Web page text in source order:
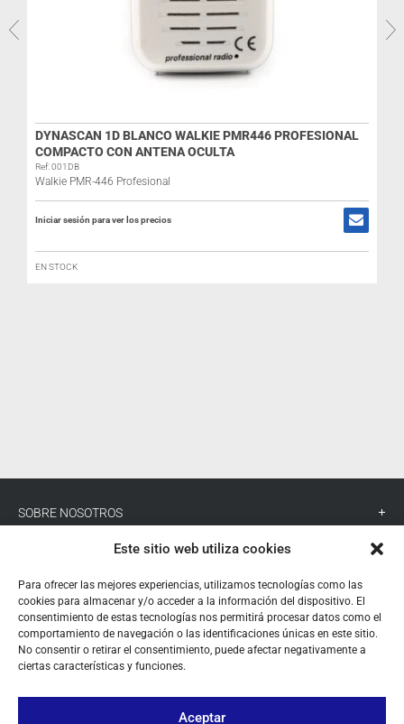
Este sitio web utiliza cookies
Para ofrecer las mejores experiencias, utilizamos tecnologías como las
cookies para almacenar y/o acceder a la información del dispositivo. El
consentimiento de estas tecnologías nos permitirá procesar datos como el
comportamiento de navegación o las identificaciones únicas en este sitio.
No consentir o retirar el consentimiento, puede afectar negativamente a
ciertas características y funciones.
Aceptar
DYNASCAN 1D BLANCO WALKIE PMR446 PROFESIONAL
COMPACTO CON ANTENA OCULTA
Ref: 001DB
Walkie PMR-446 Profesional
Iniciar sesión para ver los precios
EN STOCK
SOBRE NOSOTROS
CONTACTO
SÍGUENOS
+ 34 933 348 800